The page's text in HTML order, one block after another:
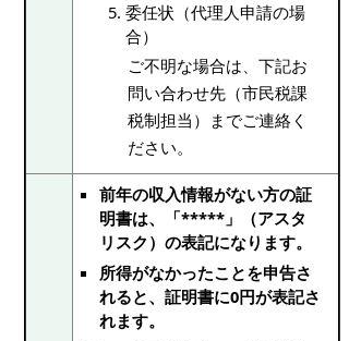
委任状（代理人申請の場
合）
ご不明な場合は、下記お
問い合わせ先（市民税課
税制担当）までご連絡く
ださい。
前年の収入情報がない方の証
明書は、「*****」（アスタ
リスク）の表記になります。
所得がなかったことを申告さ
れると、証明書に0円が表記さ
れます。